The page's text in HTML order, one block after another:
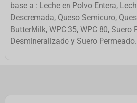
base a : Leche en Polvo Entera,
Descremada, Queso Semiduro,
ButterMilk, WPC 35, WPC 80, Suero
Desmineralizado y Suero Permeado.